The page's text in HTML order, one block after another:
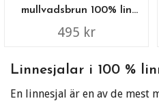
mullvadsbrun 100% lin
45x200 cm
495 kr
Linnesjalar i 100 %
En linnesjal är en av de mest